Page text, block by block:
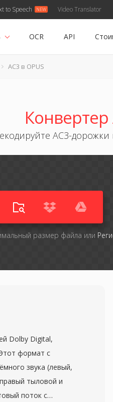
to Speech Video Translator
OCR API
AC3 в OPUS
Конвертер
AC3-
размер файла или
Dolby Digital,
формат с
звука (левый,
тыловой и
поток с